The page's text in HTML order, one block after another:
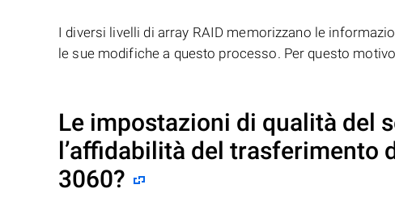
I diversi livelli di array RAID memorizzano le
le sue modifiche a questo processo. Per questo
Le impostazioni di qualità del
l’affidabilità del trasferimento
3060?